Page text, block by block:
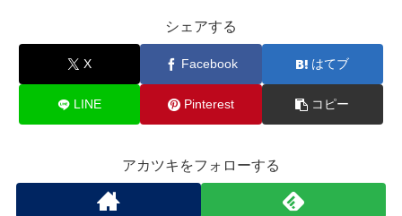
シェアする
X Facebook はてブ
LINE Pinterest コピー
アカツキをフォローする